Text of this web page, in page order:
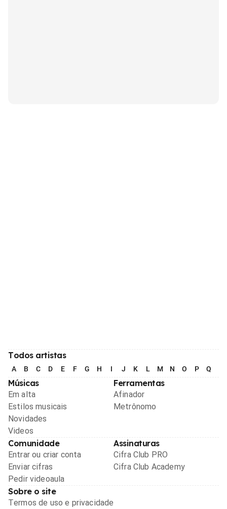
Todos artistas
A B C D E F G H I J K L M N O P Q
Músicas
Em alta
Estilos musicais
Novidades
Videos
Ferramentas
Afinador
Metrônomo
Comunidade
Entrar ou criar conta
Enviar cifras
Pedir videoaula
Assinaturas
Cifra Club PRO
Cifra Club Academy
Sobre o site
Termos de uso e privacidade